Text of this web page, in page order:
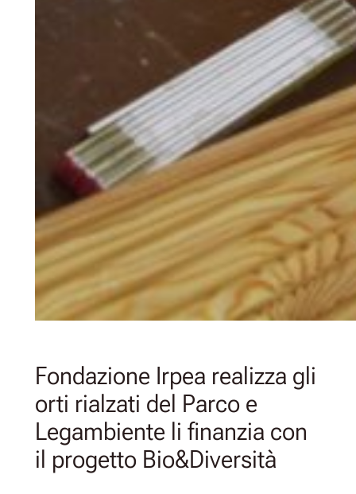
Fondazione Irpea realizza gli
orti rialzati del Parco e
Legambiente li finanzia con
il progetto Bio&Diversità